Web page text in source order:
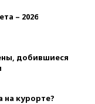
– 2026
добившиеся
на курорте?